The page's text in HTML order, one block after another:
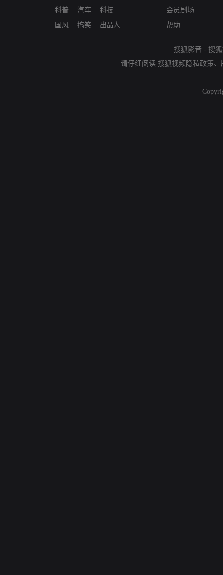
科普
国风
汽车
搞笑
科技
出品人
会员剧场
帮助
搜狐影音 - 搜
请仔细阅读 搜狐视频隐私政策、